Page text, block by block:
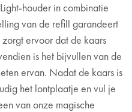
houder in combinatie
van de refill garandeert
ervoor dat de kaars
is het bijvullen van de
ervan. Nadat de kaars is
het lontplaatje en vul je
van onze magische